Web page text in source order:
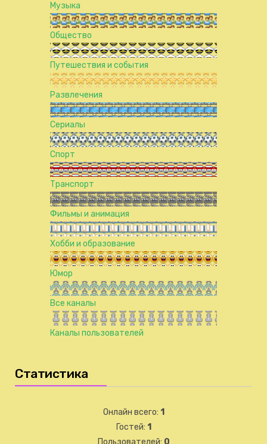
Музыка
Общество
Путешествия и события
Развлечения
Сериалы
Спорт
Транспорт
Фильмы и анимация
Хобби и образование
Юмор
Все каналы
Каналы пользователей
Статистика
Онлайн всего: 1
Гостей: 1
Пользователей: 0